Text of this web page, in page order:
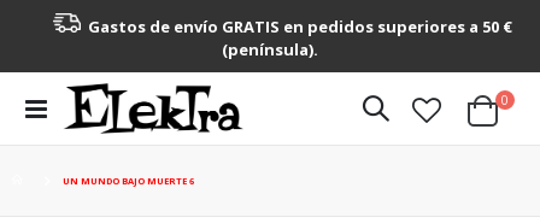
Gastos de envío GRATIS en pedidos superiores a 50 €
(península).
Toggle
Nav
Cart
0
UN MUNDO BAJO MUERTE 6